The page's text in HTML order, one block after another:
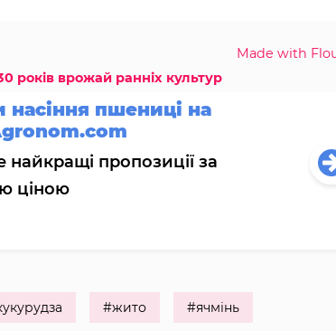
Made with
років врожай ранніх культур
насіння пшениці на
найкращі пропозиції за
ціною
#жито #ячмінь